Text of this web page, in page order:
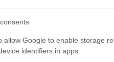
allow Google to enable storage
identifiers in apps.
από reCAPTCHA, ισχύουν
Χρηστικά
ΕΠΙΣΤΡΟΦΗ ΕΝΟΙΚΙΟΥ